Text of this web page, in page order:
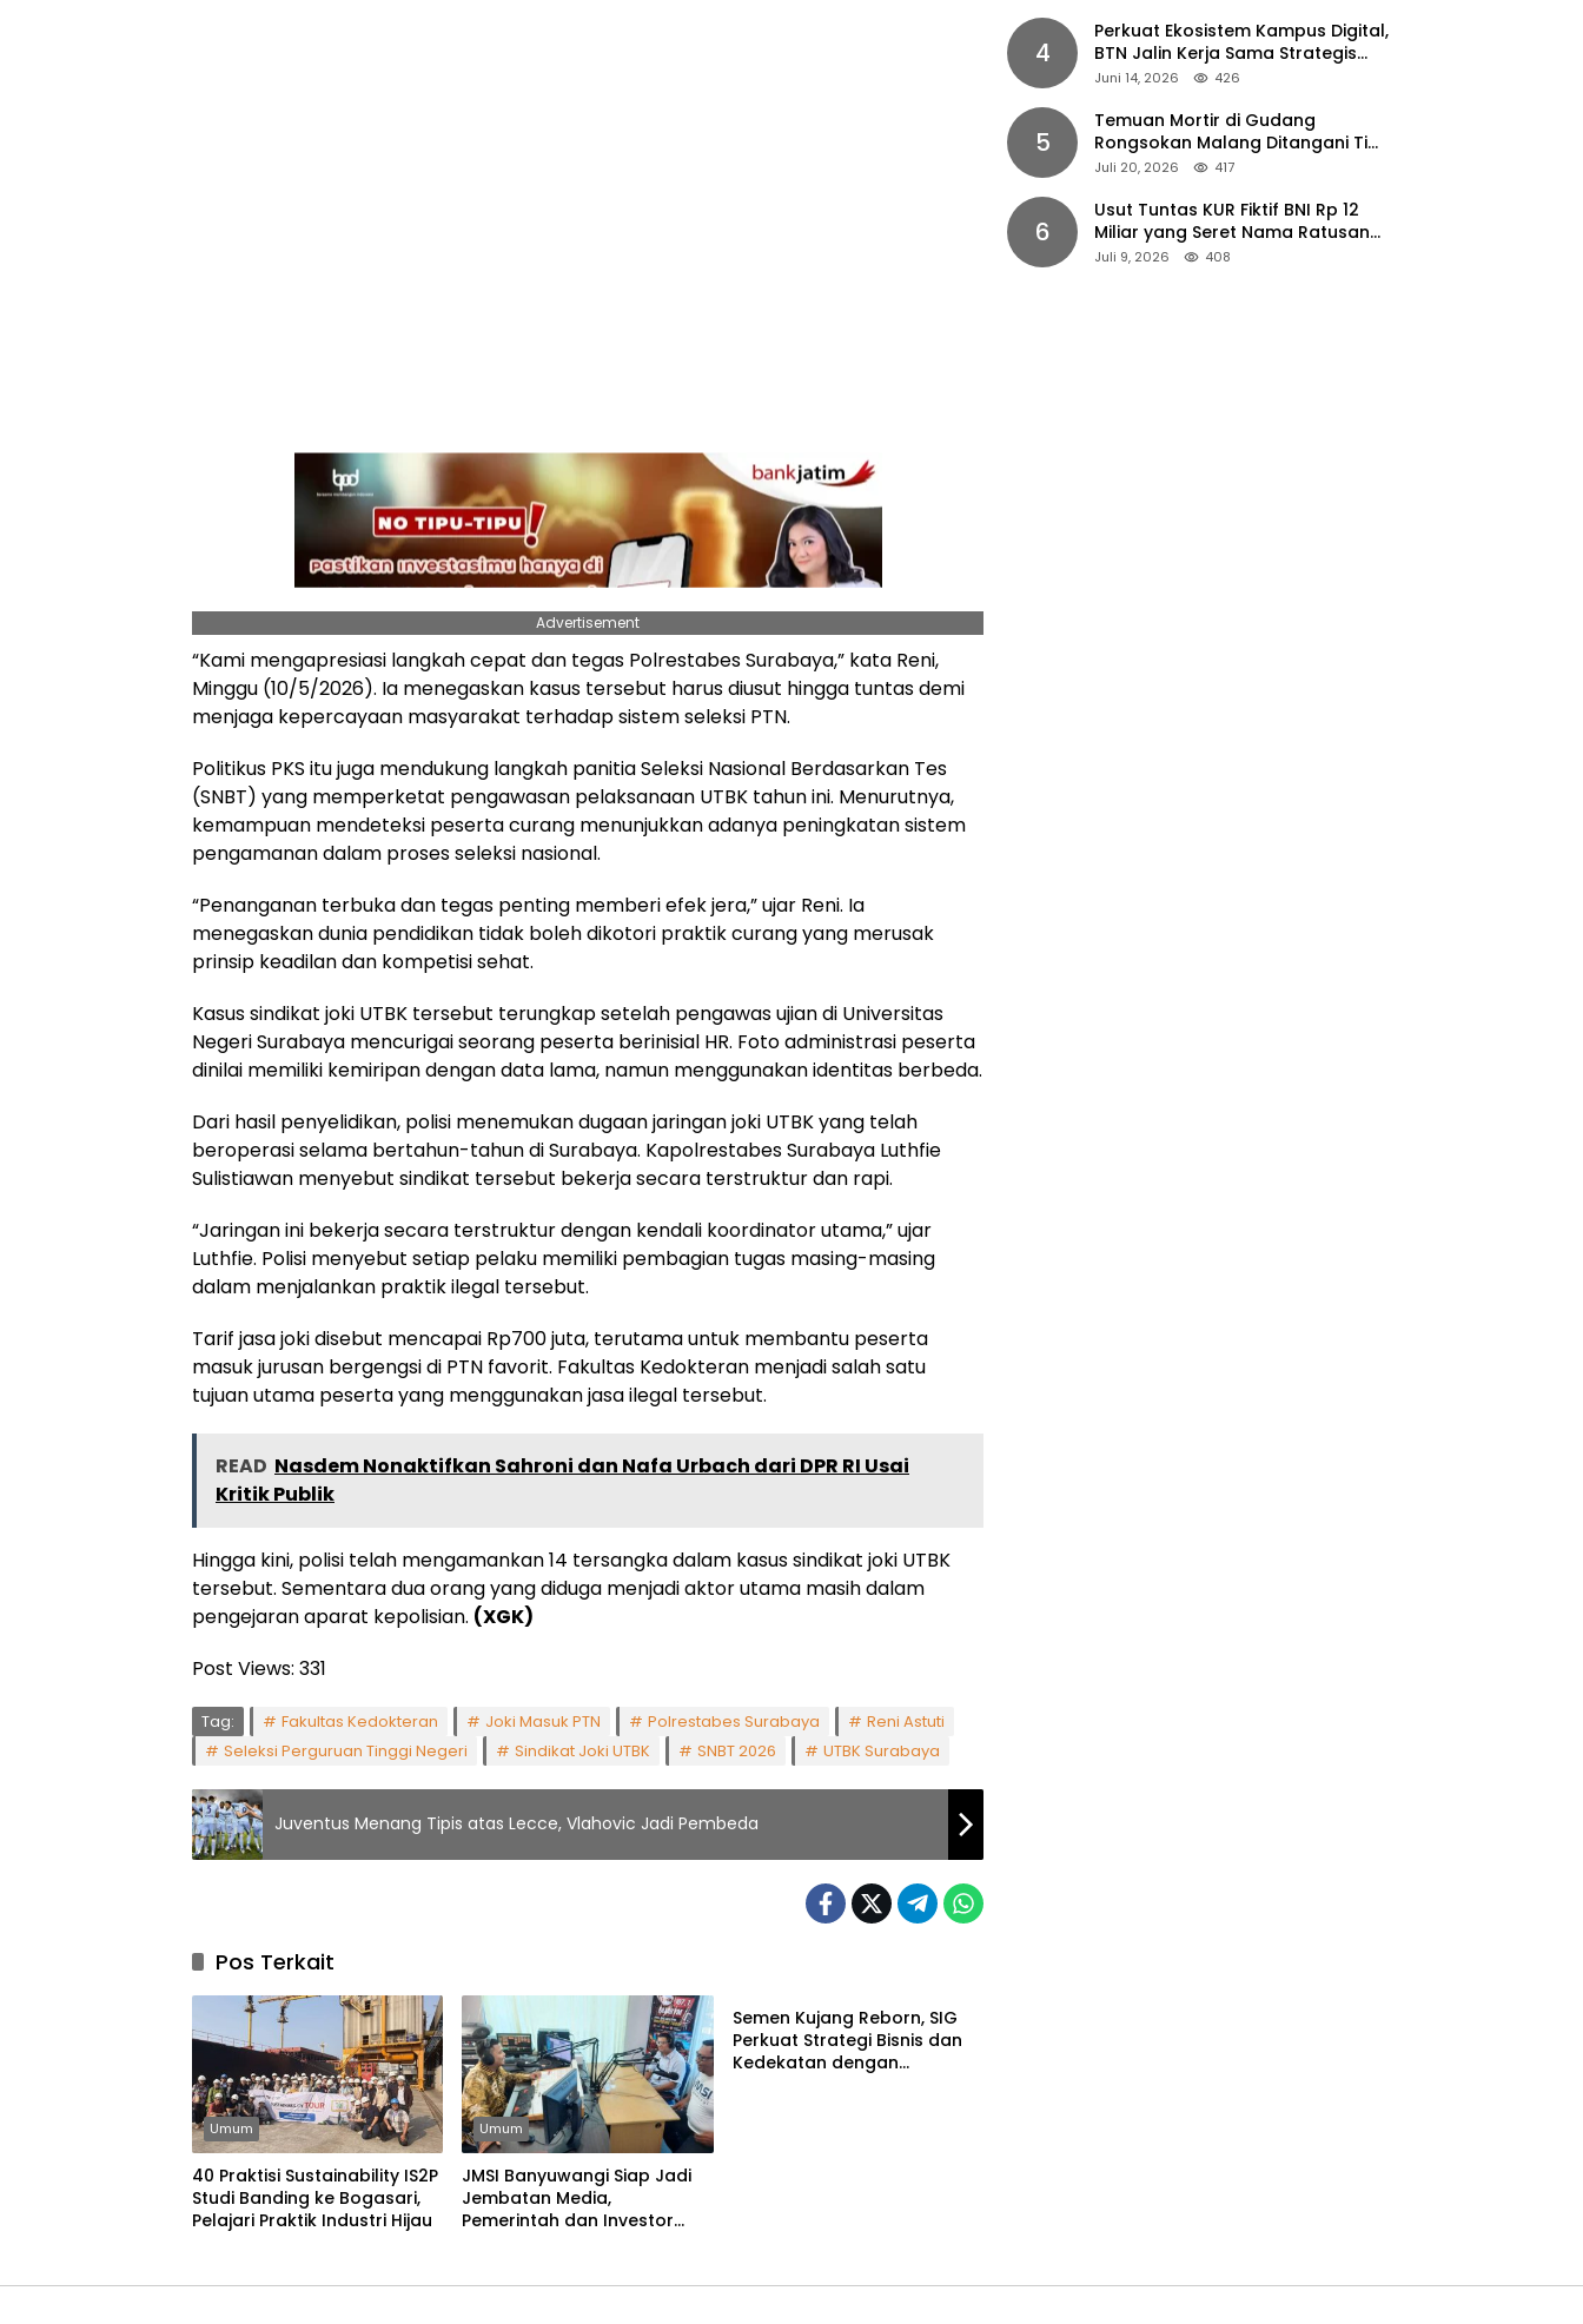
Advertisement
“Kami mengapresiasi langkah cepat dan tegas Polrestabes Surabaya,” kata Reni,
Minggu (10/5/2026). Ia menegaskan kasus tersebut harus diusut hingga tuntas demi
menjaga kepercayaan masyarakat terhadap sistem seleksi PTN.
Politikus PKS itu juga mendukung langkah panitia Seleksi Nasional Berdasarkan Tes
(SNBT) yang memperketat pengawasan pelaksanaan UTBK tahun ini. Menurutnya,
kemampuan mendeteksi peserta curang menunjukkan adanya peningkatan sistem
pengamanan dalam proses seleksi nasional.
“Penanganan terbuka dan tegas penting memberi efek jera,” ujar Reni. Ia
menegaskan dunia pendidikan tidak boleh dikotori praktik curang yang merusak
prinsip keadilan dan kompetisi sehat.
Kasus sindikat joki UTBK tersebut terungkap setelah pengawas ujian di Universitas
Negeri Surabaya mencurigai seorang peserta berinisial HR. Foto administrasi peserta
dinilai memiliki kemiripan dengan data lama, namun menggunakan identitas berbeda.
Dari hasil penyelidikan, polisi menemukan dugaan jaringan joki UTBK yang telah
beroperasi selama bertahun-tahun di Surabaya. Kapolrestabes Surabaya Luthfie
Sulistiawan menyebut sindikat tersebut bekerja secara terstruktur dan rapi.
“Jaringan ini bekerja secara terstruktur dengan kendali koordinator utama,” ujar
Luthfie. Polisi menyebut setiap pelaku memiliki pembagian tugas masing-masing
dalam menjalankan praktik ilegal tersebut.
Tarif jasa joki disebut mencapai Rp700 juta, terutama untuk membantu peserta
masuk jurusan bergengsi di PTN favorit. Fakultas Kedokteran menjadi salah satu
tujuan utama peserta yang menggunakan jasa ilegal tersebut.
READ Nasdem Nonaktifkan Sahroni dan Nafa Urbach dari DPR RI Usai
Kritik Publik
Hingga kini, polisi telah mengamankan 14 tersangka dalam kasus sindikat joki UTBK
tersebut. Sementara dua orang yang diduga menjadi aktor utama masih dalam
pengejaran aparat kepolisian. (XGK)
Post Views: 331
Tag: Fakultas Kedokteran Joki Masuk PTN Polrestabes Surabaya
Reni Astuti
Seleksi Perguruan Tinggi Negeri
Sindikat Joki UTBK SNBT 2026 UTBK Surabaya
Juventus Menang Tipis atas Lecce, Vlahovic Jadi Pembeda
Pos Terkait
Umum
40 Praktisi Sustainability IS2P
Studi Banding ke Bogasari,
Pelajari Praktik Industri Hijau
Umum
JMSI Banyuwangi Siap Jadi
Jembatan Media,
Pemerintah dan Investor
Semen Kujang Reborn, SIG
Perkuat Strategi Bisnis dan
Kedekatan dengan
4
Perkuat Ekosistem Kampus Digital,
BTN Jalin Kerja Sama Strategis
dengan UNAIR
Juni 14, 2026 426
5
Temuan Mortir di Gudang
Rongsokan Malang Ditangani Tim
Gegana Polda Jatim
Juli 20, 2026 417
6
Usut Tuntas KUR Fiktif BNI Rp 12
Miliar yang Seret Nama Ratusan
Petani Jember
Juli 9, 2026 408